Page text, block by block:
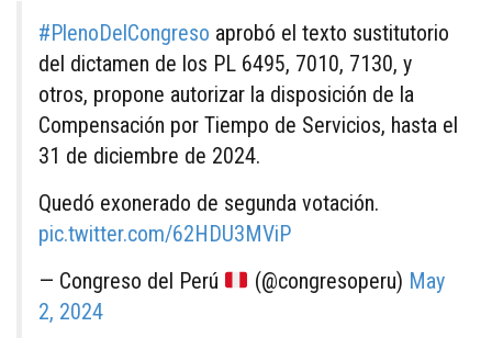
#PlenoDelCongreso aprobó el texto sustitutorio
del dictamen de los PL 6495, 7010, 7130, y
otros, propone autorizar la disposición de la
Compensación por Tiempo de Servicios, hasta el
31 de diciembre de 2024.
Quedó exonerado de segunda votación.
pic.twitter.com/62HDU3MViP
— Congreso del Perú
(@congresoperu) May
2, 2024